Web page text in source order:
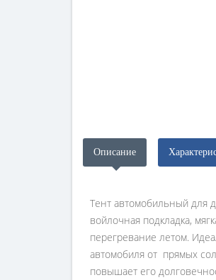
Описание
Тент автомобильный для
войлочная подкладка,
перегревание летом.
автомобиля от прямых
повышает его